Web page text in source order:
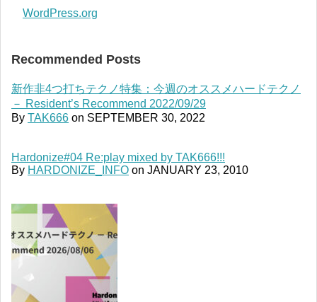
WordPress.org
Recommended Posts
新作非4つ打ちテクノ特集：今週のオススメハードテクノ
－ Resident’s Recommend 2022/09/29
By TAK666 on SEPTEMBER 30, 2022
Hardonize#04 Re:play mixed by TAK666!!!
By HARDONIZE_INFO on JANUARY 23, 2010